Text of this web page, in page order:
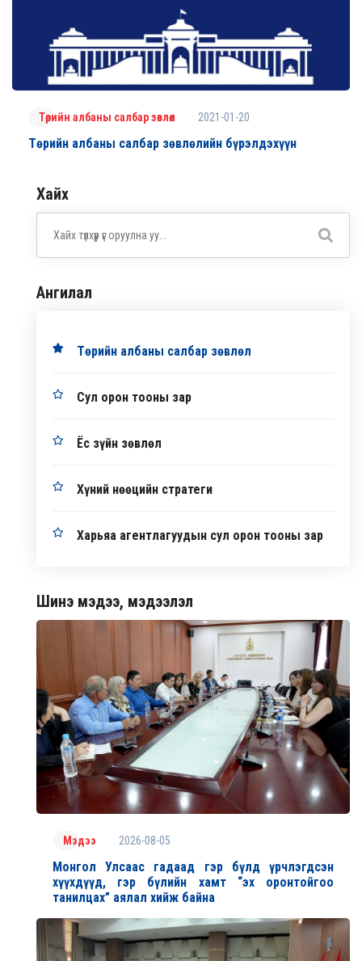
Төрийн албаны салбар зөвлөл 2021-01-20
Төрийн албаны салбар зөвлөлийн бүрэлдэхүүн
Хайх
Ангилал
Төрийн албаны салбар зөвлөл
Сул орон тооны зар
Ёс зүйн зөвлөл
Хүний нөөцийн стратеги
Харьяа агентлагуудын сул орон тооны зар
Шинэ мэдээ, мэдээлэл
Мэдээ 2026-08-05
Монгол Улсаас гадаад гэр бүлд үрчлэгдсэн
хүүхдүүд, гэр бүлийн хамт “эх оронтойгоо
танилцах” аялал хийж байна